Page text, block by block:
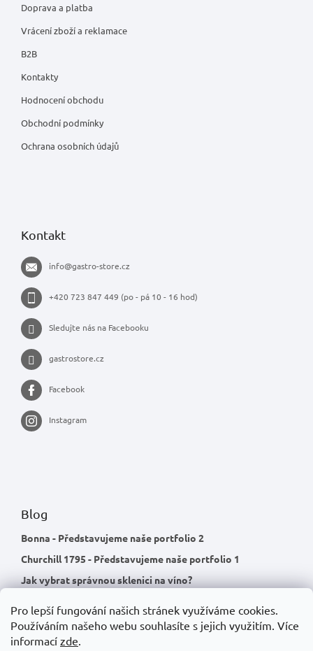
Pro lepší fungování našich stránek využíváme cookies.
Používáním našeho webu souhlasíte s jejich využitím. Více
informací zde.
Doprava a platba
Vrácení zboží a reklamace
B2B
Kontakty
Hodnocení obchodu
Obchodní podmínky
Ochrana osobních údajů
Kontakt
info@gastro-store.cz
+420 723 847 449 (po - pá 10 - 16 hod)
Sledujte nás na Facebooku
gastrostore.cz
Facebook
Instagram
Blog
Bonna - Představujeme naše portfolio 2
Churchill 1795 - Představujeme naše portfolio 1
Jak vybrat správnou sklenici na víno?